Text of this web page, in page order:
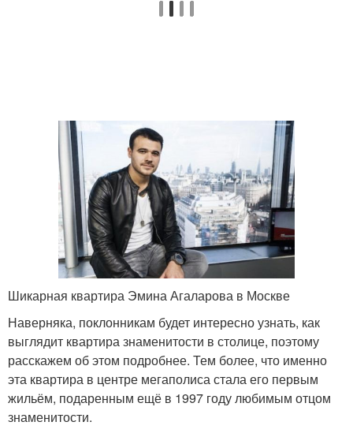
Шикарная квартира Эмина Агаларова в Москве
Наверняка, поклонникам будет интересно узнать, как
выглядит квартира знаменитости в столице, поэтому
расскажем об этом подробнее. Тем более, что именно
эта квартира в центре мегаполиса стала его первым
жильём, подаренным ещё в 1997 году любимым отцом
знаменитости.